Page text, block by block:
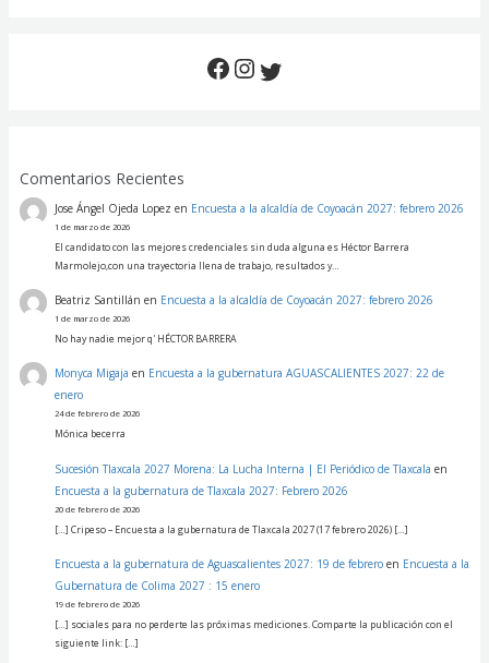
Comentarios Recientes
Jose Ángel Ojeda Lopez en Encuesta a la alcaldía de Coyoacán 2027: febrero 2026
1 de marzo de 2026
El candidato con las mejores credenciales sin duda alguna es Héctor Barrera
Marmolejo,con una trayectoria llena de trabajo, resultados y…
Beatriz Santillán en Encuesta a la alcaldía de Coyoacán 2027: febrero 2026
1 de marzo de 2026
No hay nadie mejor q' HÉCTOR BARRERA
Monyca Migaja en Encuesta a la gubernatura AGUASCALIENTES 2027: 22 de
enero
24 de febrero de 2026
Mónica becerra
Sucesión Tlaxcala 2027 Morena: La Lucha Interna | El Periódico de Tlaxcala en
Encuesta a la gubernatura de Tlaxcala 2027: Febrero 2026
20 de febrero de 2026
[…] Cripeso – Encuesta a la gubernatura de Tlaxcala 2027 (17 febrero 2026) […]
Encuesta a la gubernatura de Aguascalientes 2027: 19 de febrero en Encuesta a la
Gubernatura de Colima 2027 : 15 enero
19 de febrero de 2026
[…] sociales para no perderte las próximas mediciones. Comparte la publicación con el
siguiente link: […]